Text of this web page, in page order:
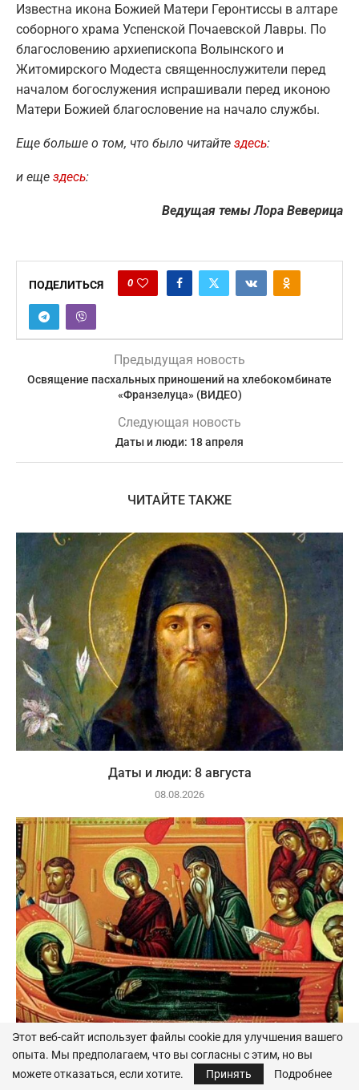
Известна икона Божией Матери Геронтиссы в алтаре
соборного храма Успенской Почаевской Лавры. По
благословению архиепископа Волынского и
Житомирского Модеста священнослужители перед
началом богослужения испрашивали перед иконою
Матери Божией благословение на начало службы.
Еще больше о том, что было читайте здесь:
и еще здесь:
Ведущая темы Лора Веверица
ПОДЕЛИТЬСЯ 0
Предыдущая новость
Освящение пасхальных приношений на хлебокомбинате
«Франзелуца» (ВИДЕО)
Следующая новость
Даты и люди: 18 апреля
ЧИТАЙТЕ ТАКЖЕ
Даты и люди: 8 августа
08.08.2026
Даты и люди: 7 августа
07.08.2026
Этот веб-сайт использует файлы cookie для улучшения вашего
опыта. Мы предполагаем, что вы согласны с этим, но вы
можете отказаться, если хотите.
Принять Подробнее